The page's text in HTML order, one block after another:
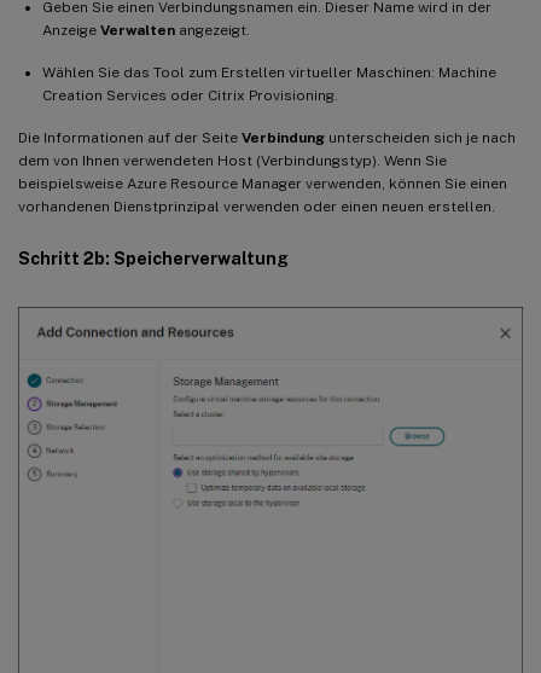
Geben Sie einen Verbindungsnamen ein. Dieser Name wird in der
Anzeige Verwalten angezeigt.
Wählen Sie das Tool zum Erstellen virtueller Maschinen: Machine
Creation Services oder Citrix Provisioning.
Die Informationen auf der Seite Verbindung unterscheiden sich je nach
dem von Ihnen verwendeten Host (Verbindungstyp). Wenn Sie
beispielsweise Azure Resource Manager verwenden, können Sie einen
vorhandenen Dienstprinzipal verwenden oder einen neuen erstellen.
Schritt 2b: Speicherverwaltung